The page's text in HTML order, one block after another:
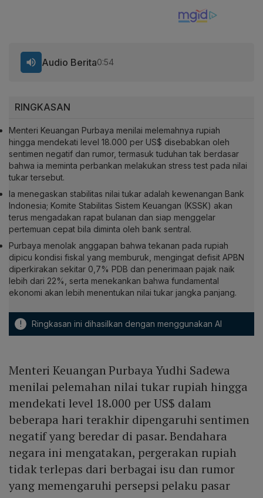
RINGKASAN
Menteri Keuangan Purbaya menilai melemahnya rupiah
hingga mendekati level 18.000 per US$ disebabkan oleh
sentimen negatif dan rumor, termasuk tuduhan tak berdasar
bahwa ia meminta perbankan melakukan stress test pada nilai
tukar tersebut.
Ia menegaskan stabilitas nilai tukar adalah kewenangan Bank
Indonesia; Komite Stabilitas Sistem Keuangan (KSSK) akan
terus mengadakan rapat bulanan dan siap menggelar
pertemuan cepat bila diminta oleh bank sentral.
Purbaya menolak anggapan bahwa tekanan pada rupiah
dipicu kondisi fiskal yang memburuk, mengingat defisit APBN
diperkirakan sekitar 0,7% PDB dan penerimaan pajak naik
lebih dari 22%, serta menekankan bahwa fundamental
ekonomi akan lebih menentukan nilai tukar jangka panjang.
! Ringkasan ini dihasilkan dengan menggunakan AI
Audio Berita0:54
Menteri Keuangan Purbaya Yudhi Sadewa
menilai pelemahan nilai tukar rupiah hingga
mendekati level 18.000 per US$ dalam
beberapa hari terakhir dipengaruhi sentimen
negatif yang beredar di pasar. Bendahara
negara ini mengatakan, pergerakan rupiah
tidak terlepas dari berbagai isu dan rumor
yang memengaruhi persepsi pelaku pasar